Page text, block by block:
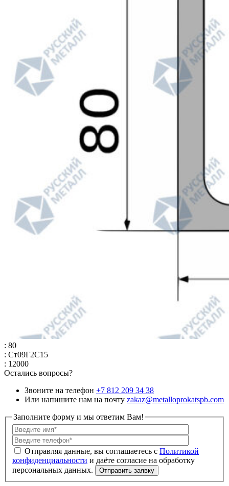
: 80
: Ст09Г2С15
: 12000
Остались вопросы?
Звоните на телефон +7 812 209 34 38
Или напишите нам на почту zakaz@metalloprokatspb.com
Заполните форму и мы ответим Вам!
Политикой
конфиденциальности